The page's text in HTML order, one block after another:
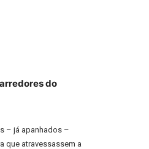
do
– já apanhados –
que atravessassem a